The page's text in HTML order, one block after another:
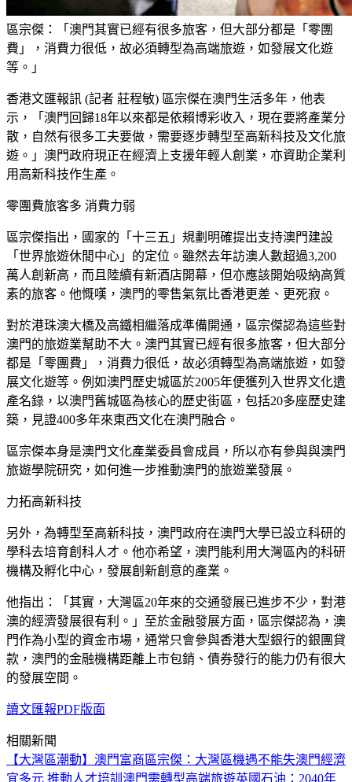
區宗傑：「澳門其實已經有很多旅客，但大部分都是「零團
費」，消費力很低，故必須轉型為高端旅遊，如發展文化遊
等。」
香港文匯報訊 (記者 莊程敏) 區宗傑在澳門生活多年，他表
示，「澳門回歸18年以來都是依賴博彩收入，現在要將產業分
散，自然有很多工夫要做，需要逐步轉型至高新科技及文化旅
遊。」澳門政府現正在經濟上支援年輕人創業，亦資助企業利
用高新科技作生產。
零團費旅客多 消費力弱
區宗傑指出，國家的「十三五」規劃明確提出支持澳門建設
「世界旅遊休閒中心」的定位。雖然去年訪澳人數超過3,200
萬人創新高，而且陸續有新酒店開幕，但亦應該開始吸納高質
素的旅客。他慨嘆，澳門的零售氣氛比香港更差、更死寂。
對於港珠澳大橋及高鐵相繼落成準備開通，區宗傑認為這些對
澳門的旅遊業幫助不大。澳門其實已經有很多旅客，但大部分
都是「零團費」，消費力很低，故必須轉型為高端旅遊，如發
展文化遊等。例如澳門歷史城區於2005年便獲列入世界文化遺
產名錄，以澳門舊城區為核心的歷史街區，包括20多座歷史建
築，見證400多年來東西文化在澳門融合。
區宗傑本身是澳門文化產業委員會成員，所以亦有參與與澳門
旅遊學院研究，如何進一步推動澳門的旅遊業發展。
力拓高新科技
另外，為轉型至高新科技，澳門政府在澳門大學已設立科研的
學科去培育創科人才。他亦希望，澳門能利用大灣區內的科研
機構及孵化中心，發展創新創意的產業。
他指出：「其實，大灣區20年來的交通發展已進步不少，對港
澳的經濟發展很有利。」至於金融發展方面，區宗傑認為，澳
門作為小型的資金市場，通常只會參與香港大型銀行的銀團貸
款，澳門的金融機構距離上市包銷、債券發行的能力仍有很大
的發展空間。
讀文匯報PDF版面
相關新聞
【大灣區潮動】澳門富商區宗傑：大灣區機遇不能失澳門經濟
宜多元 推動人才培訓 澳門需轉型高端旅遊英國石油：2040年